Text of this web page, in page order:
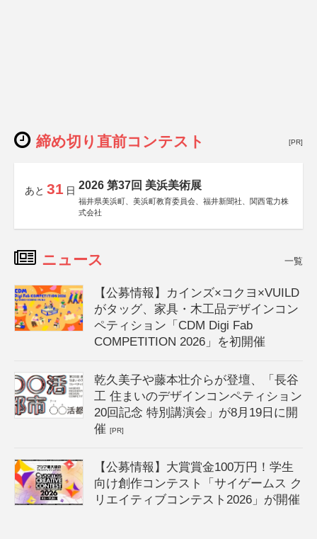
締め切り直前コンテスト [PR]
あと 31 日 2026 第37回 美浜美術展
福井県美浜町、美浜町教育委員会、福井新聞社、関西電力株
式会社
ニュース 一覧
【公募情報】カインズ×コクヨ×VUILD
がタッグ、家具・木工品デザインコン
ペティション「CDM Digi Fab
COMPETITION 2026」を初開催
乾久美子や藤本壮介らが登壇、「長谷
工 住まいのデザインコンペティション
20回記念 特別講演会」が8月19日に開
催[PR]
【公募情報】大賞賞金100万円！学生
向け創作コンテスト「サイゲームス ク
リエイティブコンテスト2026」が開催